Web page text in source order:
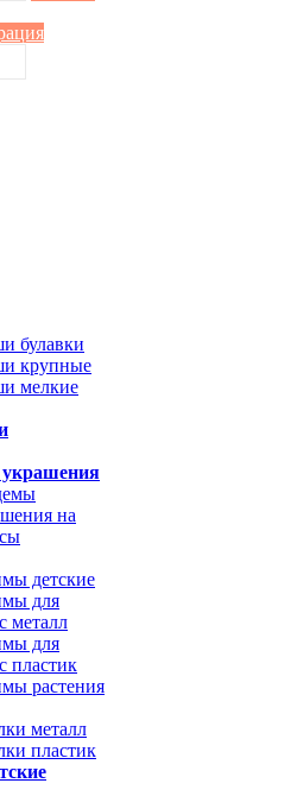
булавки
крупные
мелкие
на
детские
для
металл
для
пластик
растения
металл
пластик